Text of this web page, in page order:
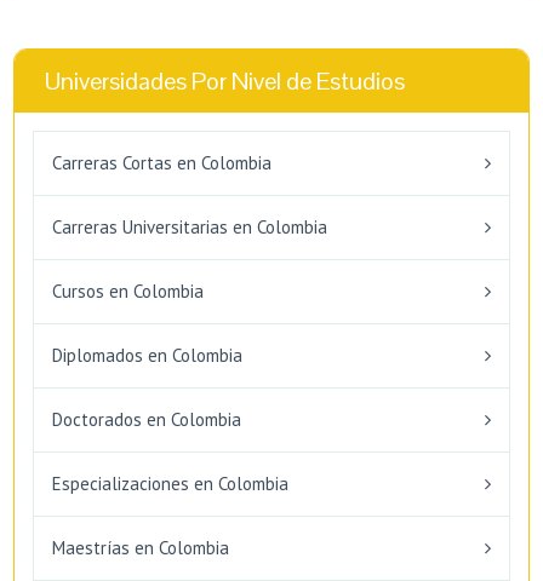
Universidades Por Nivel de Estudios
Carreras Cortas en Colombia
Carreras Universitarias en Colombia
Cursos en Colombia
Diplomados en Colombia
Doctorados en Colombia
Especializaciones en Colombia
Maestrías en Colombia